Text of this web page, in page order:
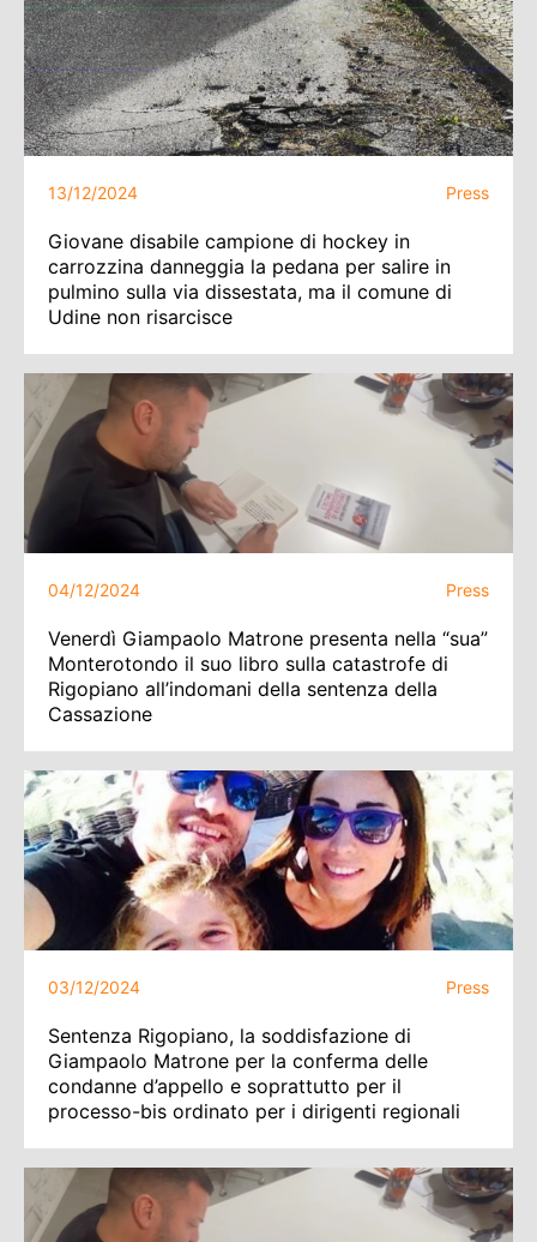
13/12/2024 Press
Giovane disabile campione di hockey in
carrozzina danneggia la pedana per salire in
pulmino sulla via dissestata, ma il comune di
Udine non risarcisce
04/12/2024 Press
Venerdì Giampaolo Matrone presenta nella “sua”
Monterotondo il suo libro sulla catastrofe di
Rigopiano all’indomani della sentenza della
Cassazione
03/12/2024 Press
Sentenza Rigopiano, la soddisfazione di
Giampaolo Matrone per la conferma delle
condanne d’appello e soprattutto per il
processo-bis ordinato per i dirigenti regionali